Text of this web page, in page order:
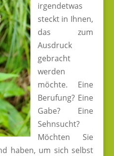
irgendetwas
steckt in Ihnen,
das zum
Ausdruck
gebracht
werden
möchte. Eine
Berufung? Eine
Gabe? Eine
Sehnsucht?
Möchten Sie
haben, um sich selbst